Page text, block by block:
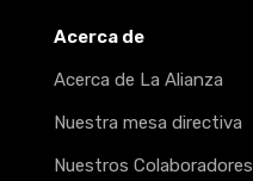
Acerca de
Acerca de La Alianza
Nuestra mesa directiva
Nuestros Colaboradores